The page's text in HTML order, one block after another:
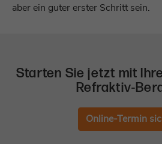
aber ein guter erster Schritt sein.
Starten Sie jetzt mit
Refraktiv-
Online-Termin